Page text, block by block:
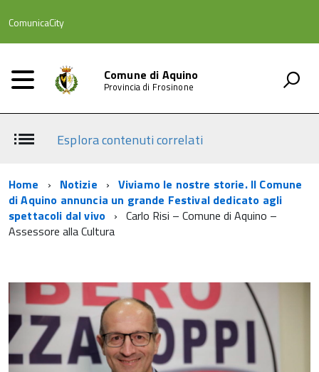
ComunicaCity
Comune di Aquino
Provincia di Frosinone
Esplora contenuti correlati
Home Notizie
Viviamo le nostre storie. Il Comune
di Aquino annuncia un grande Festival dedicato agli
spettacoli dal vivo
Carlo Risi – Comune di Aquino –
Assessore alla Cultura